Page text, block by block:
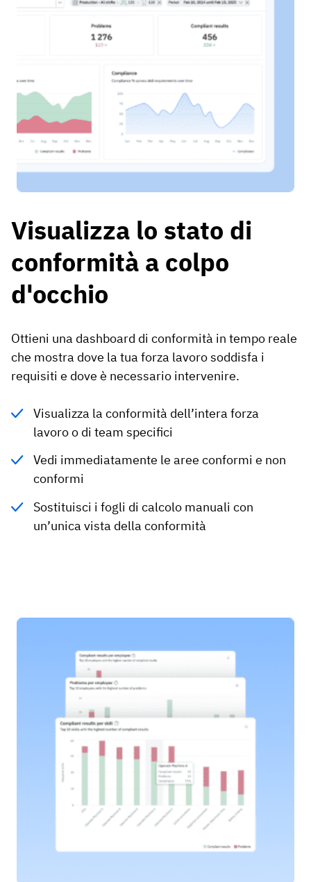
Visualizza lo stato di
conformità a colpo
d'occhio
Ottieni una dashboard di conformità in tempo reale
che mostra dove la tua forza lavoro soddisfa i
requisiti e dove è necessario intervenire.
Visualizza la conformità dell’intera forza
lavoro o di team specifici
Vedi immediatamente le aree conformi e non
conformi
Sostituisci i fogli di calcolo manuali con
un’unica vista della conformità